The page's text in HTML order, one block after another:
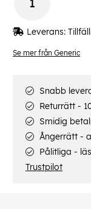
Se mer från Generic
Leverans:
Snabb
Returrätt -
Smidig
Ångerrätt -
Pålitliga -
Trustpilot